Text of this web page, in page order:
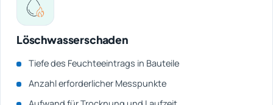
Löschwasserschaden
Tiefe des Feuchteeintrags in Bauteile
Anzahl erforderlicher Messpunkte